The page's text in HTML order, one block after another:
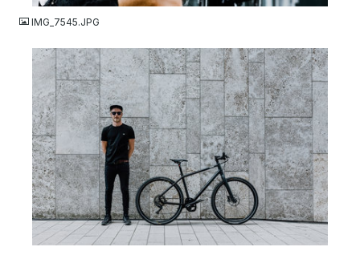
IMG_7545.JPG